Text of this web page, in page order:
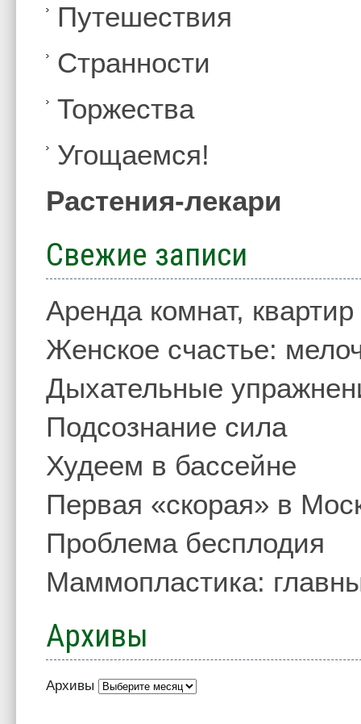
Путешествия
Странности
Торжества
Угощаемся!
Растения-лекари
Свежие записи
Аренда комнат,
Женское счастье:
Дыхательные
Подсознание сила
Худеем в бассейне
Первая «скорая» в
Проблема бесплодия
Маммопластика:
Архивы
Архивы